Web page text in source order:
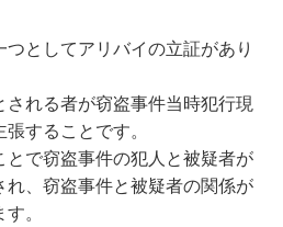
としてアリバイの立証があり
れる者が窃盗事件当時犯行現
することです。
で窃盗事件の犯人と被疑者が
、窃盗事件と被疑者の関係が
。